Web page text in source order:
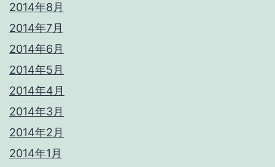
2014年8月
2014年7月
2014年6月
2014年5月
2014年4月
2014年3月
2014年2月
2014年1月